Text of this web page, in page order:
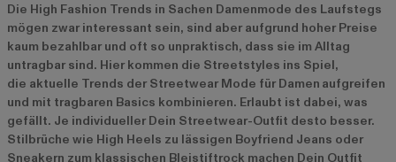
Die High Fashion Trends in Sachen Damenmode des Laufstegs
mögen zwar interessant sein, sind aber aufgrund hoher Preise
kaum bezahlbar und oft so unpraktisch, dass sie im Alltag
untragbar sind. Hier kommen die Streetstyles ins Spiel,
die aktuelle Trends der Streetwear Mode für Damen aufgreifen
und mit tragbaren Basics kombinieren. Erlaubt ist dabei, was
gefällt. Je individueller Dein Streetwear-Outfit desto besser.
Stilbrüche wie High Heels zu lässigen Boyfriend Jeans oder
Sneakern zum klassischen Bleistiftrock machen Dein Outfit